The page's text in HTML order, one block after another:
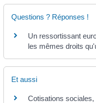
Questions ? Réponses !
Un ressortissant
les mêmes droits
Et aussi
Cotisations